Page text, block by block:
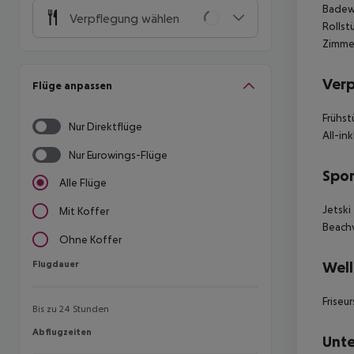
Verpflegung wählen
Flüge anpassen
Nur Direktflüge
Nur Eurowings-Flüge
Alle Flüge
Mit Koffer
Ohne Koffer
Flugdauer
Flugdauer
Bis zu 24 Stunden
Abflugzeiten
Abflugzeiten
All-
Jetski